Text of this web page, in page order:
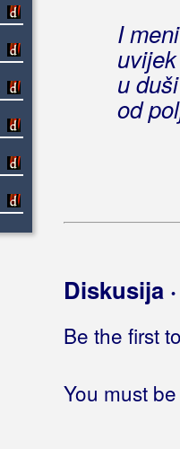
I
u
od
Diskusija
Be the first
You must